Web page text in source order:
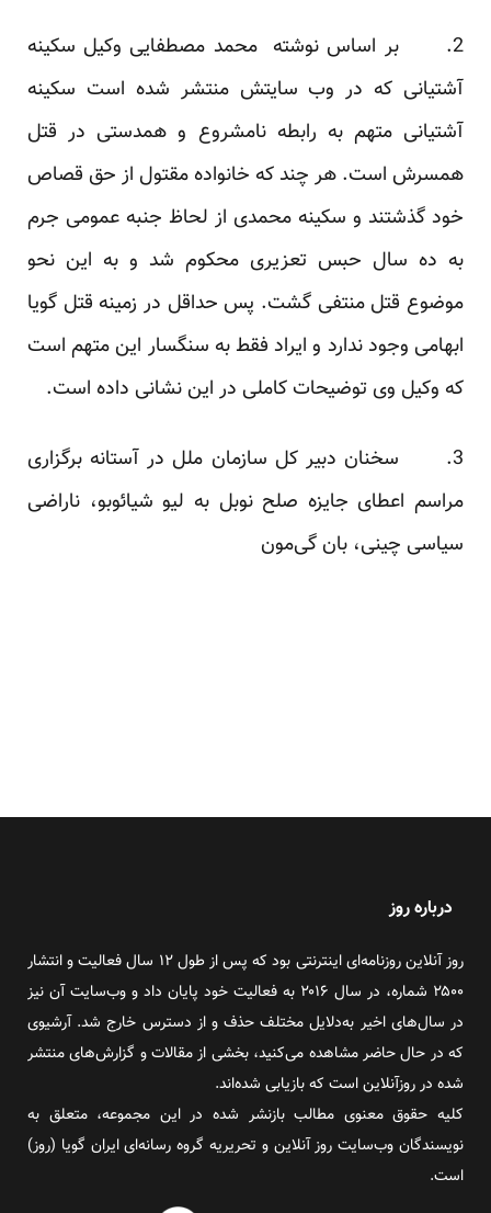
2. بر اساس نوشته محمد مصطفایی وکیل سکینه
آشتیانی که در وب سایتش منتشر شده است سکینه
آشتیانی متهم به رابطه نامشروع و همدستی در قتل
همسرش است. هر چند که خانواده مقتول از حق قصاص
خود گذشتند و سکینه محمدی از لحاظ جنبه عمومی جرم
به ده سال حبس تعزیری محکوم شد و به این نحو
موضوع قتل منتفی گشت. پس حداقل در زمینه قتل گویا
ابهامی وجود ندارد و ایراد فقط به سنگسار این متهم است
که وکیل وی توضیحات کاملی در این نشانی داده است.
3. سخنان دبیر کل سازمان ملل در آستانه برگزاری
مراسم اعطای جایزه صلح نوبل به لیو شیائوبو، ناراضی
سیاسی چینی، بان گی‌مون
درباره روز
روز آنلاین روزنامه‌ای اینترنتی بود که پس از طول ۱۲ سال فعالیت و انتشار
۲۵۰۰ شماره، در سال ۲۰۱۶ به فعالیت خود پایان داد و وب‌سایت آن نیز
در سال‌های اخیر به‌دلایل مختلف حذف و از دسترس خارج شد. آرشیوی
که در حال حاضر مشاهده می‌کنید، بخشی از مقالات و گزارش‌های منتشر
شده در روزآنلاین است که بازیابی شده‌اند.
کلیه حقوق معنوی مطالب بازنشر شده در این مجموعه، متعلق به
نویسندگان وب‌سایت روز آنلاین و تحریریه گروه رسانه‌ای ایران گویا (روز)
است.